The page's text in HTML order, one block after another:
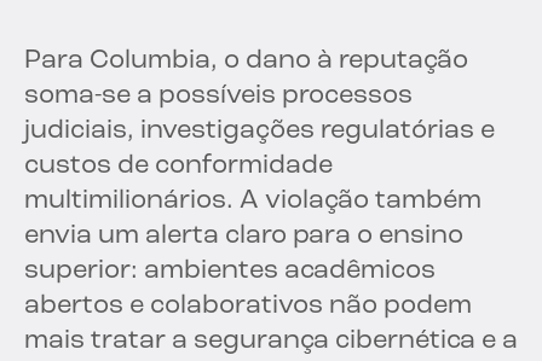
Para Columbia, o dano à reputação
soma-se a possíveis processos
judiciais, investigações regulatórias e
custos de conformidade
multimilionários. A violação também
envia um alerta claro para o ensino
superior: ambientes acadêmicos
abertos e colaborativos não podem
mais tratar a segurança cibernética e a